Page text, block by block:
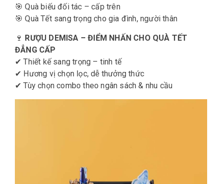
🎯 Quà biếu đối tác – cấp trên
🎯 Quà Tết sang trọng cho gia đình, người thân
🍷 RƯỢU DEMISA – ĐIỂM NHẤN CHO QUÀ TẾT
ĐẲNG CẤP
✔ Thiết kế sang trọng – tinh tế
✔ Hương vị chọn lọc, dễ thưởng thức
✔ Tùy chọn combo theo ngân sách & nhu cầu